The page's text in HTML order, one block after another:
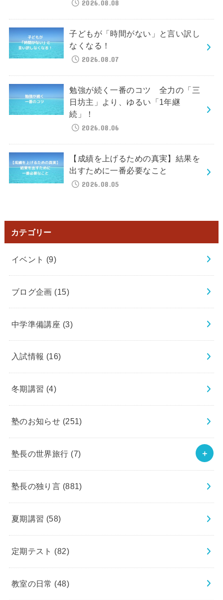
2026.08.08
子どもが「時間がない」と言い訳し
なくなる！
2026.08.07
勉強が続く一番のコツ 全力の「三
日坊主」より、ゆるい「1年継
続」！
2026.08.06
【成績を上げるための真実】結果を
出すために一番必要なこと
2026.08.05
カテゴリー
イベント (9)
ブログ企画 (15)
中学準備講座 (3)
入試情報 (16)
冬期講習 (4)
塾のお知らせ (251)
塾長の世界旅行 (7)
塾長の独り言 (881)
夏期講習 (58)
定期テスト (82)
教室の日常 (48)